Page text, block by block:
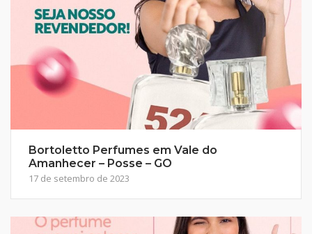
Bortoletto Perfumes em Vale do
Amanhecer – Posse – GO
17 de setembro de 2023